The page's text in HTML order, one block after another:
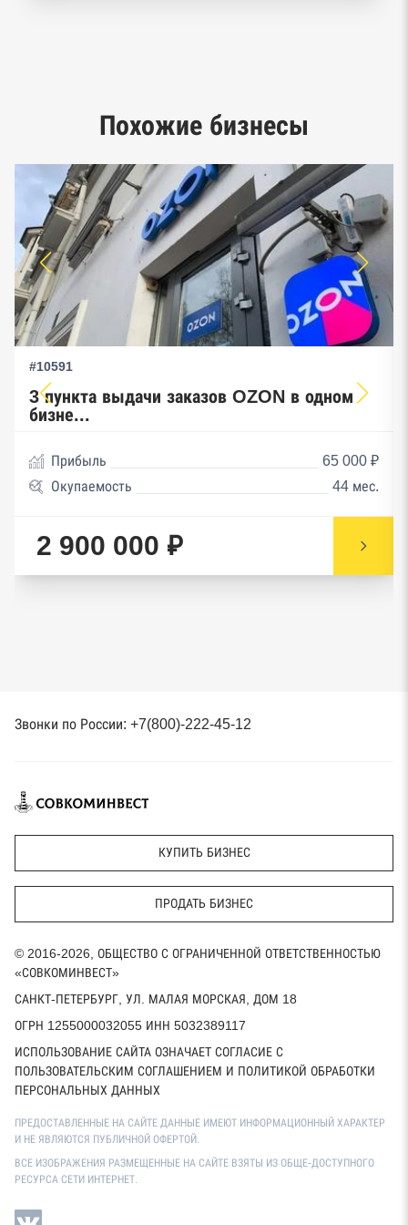
предпринимательства ФНС
Похожие бизнесы
#10591
3 пункта выдачи заказов OZON в одном
бизне...
Прибыль
65 000 ₽
Окупаемость
44 мес.
2 900 000 ₽
Звонки по России: +7(800)-222-45-12
КУПИТЬ БИЗНЕС
ПРОДАТЬ БИЗНЕС
© 2016-2026, ОБЩЕСТВО С ОГРАНИЧЕННОЙ ОТВЕТСТВЕННОСТЬЮ
«СОВКОМИНВЕСТ»
САНКТ-ПЕТЕРБУРГ, УЛ. МАЛАЯ МОРСКАЯ, ДОМ 18
ОГРН 1255000032055 ИНН 5032389117
ИСПОЛЬЗОВАНИЕ САЙТА ОЗНАЧАЕТ СОГЛАСИЕ С
ПОЛЬЗОВАТЕЛЬСКИМ СОГЛАШЕНИЕМ И ПОЛИТИКОЙ ОБРАБОТКИ
ПЕРСОНАЛЬНЫХ ДАННЫХ
ПРЕДОСТАВЛЕННЫЕ НА САЙТЕ ДАННЫЕ ИМЕЮТ ИНФОРМАЦИОННЫЙ ХАРАКТЕР
И НЕ ЯВЛЯЮТСЯ ПУБЛИЧНОЙ ОФЕРТОЙ.
ВСЕ ИЗОБРАЖЕНИЯ РАЗМЕЩЕННЫЕ НА САЙТЕ ВЗЯТЫ ИЗ ОБЩЕ-ДОСТУПНОГО
РЕСУРСА СЕТИ ИНТЕРНЕТ.